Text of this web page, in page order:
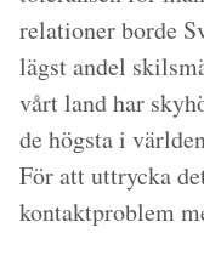
relationer borde
lägst andel
vårt land har
de högsta i
För att uttrycka
kontaktproblem